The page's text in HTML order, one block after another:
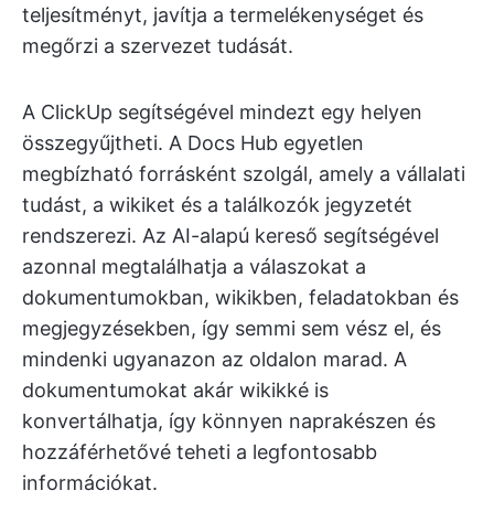
teljesítményt, javítja a termelékenységet és
megőrzi a szervezet tudását.
A ClickUp segítségével mindezt egy helyen
összegyűjtheti. A Docs Hub egyetlen
megbízható forrásként szolgál, amely a vállalati
tudást, a wikiket és a találkozók jegyzetét
rendszerezi. Az AI-alapú kereső segítségével
azonnal megtalálhatja a válaszokat a
dokumentumokban, wikikben, feladatokban és
megjegyzésekben, így semmi sem vész el, és
mindenki ugyanazon az oldalon marad. A
dokumentumokat akár wikikké is
konvertálhatja, így könnyen naprakészen és
hozzáférhetővé teheti a legfontosabb
információkat.